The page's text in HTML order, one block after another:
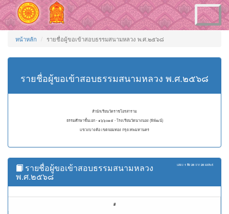
Toggle
navigation
หน้าหลัก รายชื่อผู้ขอเข้าสอบธรรมสนามหลวง พ.ศ.๒๕๖๘
รายชื่อผู้ขอเข้าสอบธรรมสนามหลวง พ.ศ.๒๕๖๘
สำนักเรียนวัดราชโอรสาราม
ธรรมศึกษาชั้นเอก - ๑๖๖๐๑๕ - โรงเรียนวัดนางนอง (พิพัฒน์)
แขวงบางค้อ เขตจอมทอง กรุงเทพมหานคร
แสดง 1 ถึง 28 จาก 28 ผลลัพธ์
รายชื่อผู้ขอเข้าสอบธรรมสนามหลวง
พ.ศ.๒๕๖๘
#